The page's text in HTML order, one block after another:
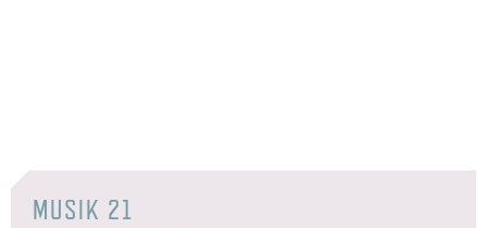
MUSIK 21